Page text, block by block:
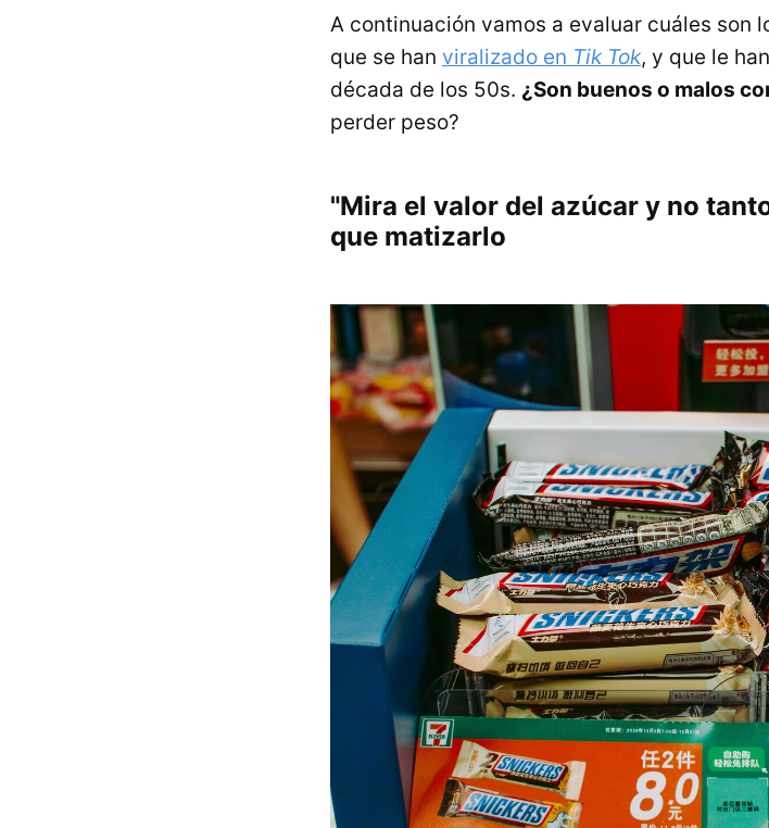
A continuación vamos a evaluar cuáles son
que se han viralizado en Tik Tok, y que le
década de los 50s. ¿Son buenos o malos
perder peso?
"Mira el valor del azúcar y no
que matizarlo